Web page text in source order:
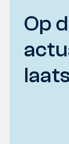
Op